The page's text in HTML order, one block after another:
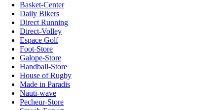
Basket-Center
Daily Bikers
Direct Running
Direct-Volley
Espace Golf
Foot-Store
Galope-Store
Handball-Store
House of Rugby
Made in Paradis
Nauti-wave
Pecheur-Store